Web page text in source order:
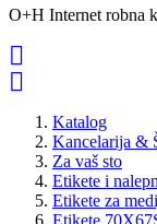
O+H Internet robna


Katalog
Kancelarija &
Za vaš sto
Etikete i
Etikete za
Etikete